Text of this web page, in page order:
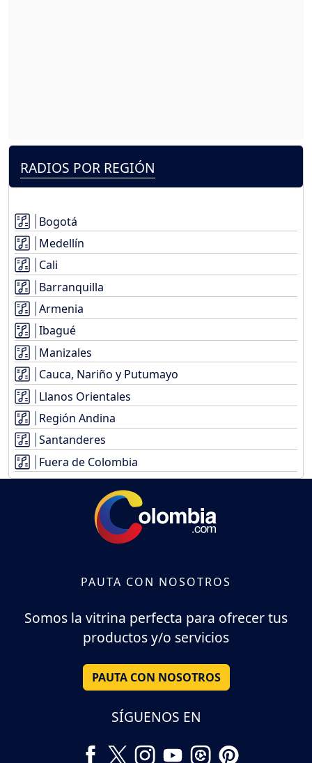
RADIOS POR REGIÓN
Bogotá
Medellín
Cali
Barranquilla
Armenia
Ibagué
Manizales
Cauca, Nariño y Putumayo
Llanos Orientales
Región Andina
Santanderes
Fuera de Colombia
PAUTA CON NOSOTROS
Somos la vitrina perfecta para ofrecer tus
productos y/o servicios
PAUTA CON NOSOTROS
SÍGUENOS EN